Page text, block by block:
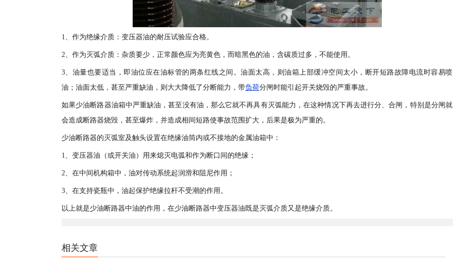
1、作为绝缘介质：变压器油的耐压试验应合格。
2、作为灭弧介质：杂质要少，正常颜色应为亮黄色，而暗黑色的油，含碳质过多，不能使用。
3、油量也要适当，即油位应在油标管的两条红线之间。油面太高，则油箱上部缓冲空间太小，断开短路故障电流时容易喷
油；油面太低，甚至严重缺油，则大大降低了分断能力，带负荷分闸时能引起开关烧毁的严重事故。
如果少油断路器油箱中严重缺油，甚至没有油，那么它就不再具有灭弧能力，在这种情况下再去进行分、合闸，特别是分闸就
会造成断路器烧毁，甚至爆炸，并造成相间短路使事故范围扩大，后果是极为严重的。
少油断路器的灭弧室及触头设置在绝缘油筒内或不接地的金属油箱中：
1、变压器油（或开关油）用来熄灭电弧和作为断口间的绝缘；
2、在中间机构箱中，油对传动系统起润滑和阻尼作用；
3、在支持瓷瓶中，油起保护绝缘拉杆不受潮的作用。
以上就是少油断路器中油的作用，在少油断路器中变压器油既是灭弧介质又是绝缘介质。
相关文章